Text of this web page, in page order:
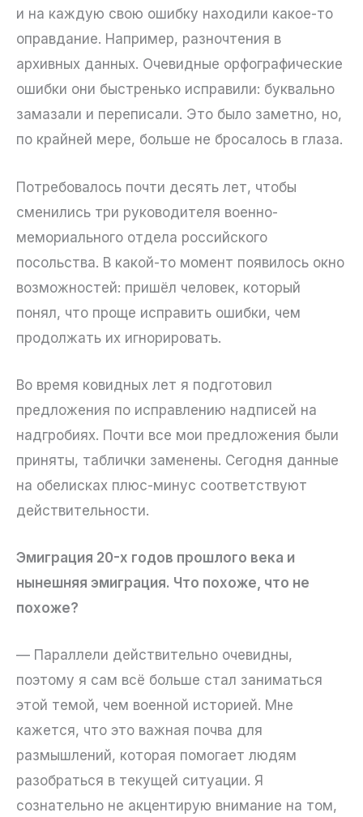
и на каждую свою ошибку находили какое-то
оправдание. Например, разночтения в
архивных данных. Очевидные орфографические
ошибки они быстренько исправили: буквально
замазали и переписали. Это было заметно, но,
по крайней мере, больше не бросалось в глаза.
Потребовалось почти десять лет, чтобы
сменились три руководителя военно-
мемориального отдела российского
посольства. В какой-то момент появилось окно
возможностей: пришёл человек, который
понял, что проще исправить ошибки, чем
продолжать их игнорировать.
Во время ковидных лет я подготовил
предложения по исправлению надписей на
надгробиях. Почти все мои предложения были
приняты, таблички заменены. Сегодня данные
на обелисках плюс-минус соответствуют
действительности.
Эмиграция 20-х годов прошлого века и
нынешняя эмиграция. Что похоже, что не
похоже?
— Параллели действительно очевидны,
поэтому я сам всё больше стал заниматься
этой темой, чем военной историей. Мне
кажется, что это важная почва для
размышлений, которая помогает людям
разобраться в текущей ситуации. Я
сознательно не акцентирую внимание на том,